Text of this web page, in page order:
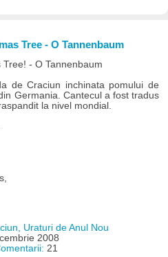
Tree - O Tannenbaum
- O Tannenbaum
de Craciun inchinata pomului de
Germania. Cantecul a fost tradus
la nivel mondial.
Uraturi de Anul Nou
2008
21